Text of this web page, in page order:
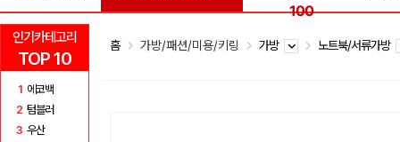
인기카테고리
TOP 10
1 에코백
2 텀블러
3 우산
100
홈 가방/패션/미용/키링 가방 노트북/서류가방